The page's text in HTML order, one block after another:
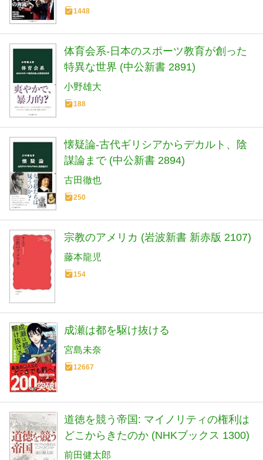
1448
体育会系-日本のスポーツ教育が創った
特異な世界 (中公新書 2891)
小野雄大
188
懐疑論-古代ギリシアからデカルト、陰
謀論まで (中公新書 2894)
古田徹也
250
宗教のアメリカ (岩波新書 新赤版 2107)
藤本龍児
154
成瀬は都を駆け抜ける
宮島未奈
12667
道徳を競う帝国: マイノリティの権利は
どこからきたのか (NHKブックス 1300)
前田健太郎